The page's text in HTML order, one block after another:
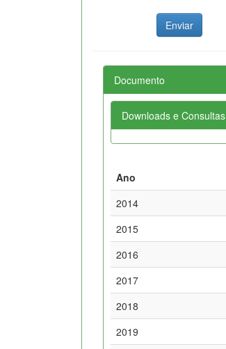
Documento
Downloads e Consultas
Ano
2014
2015
2016
2017
2018
2019